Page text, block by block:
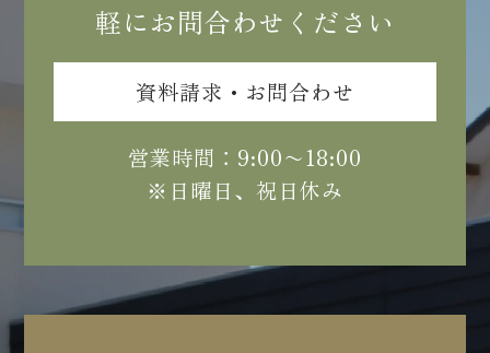
軽にお問合わせください
資料請求・お問合わせ
営業時間：9:00〜18:00
※日曜日、祝日休み